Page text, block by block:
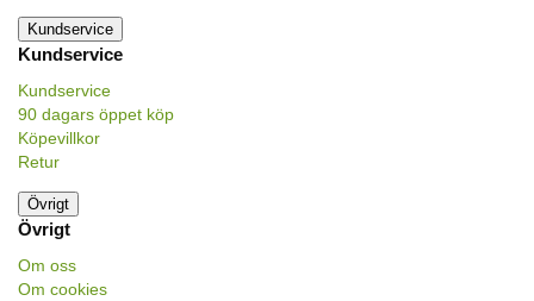
Kundservice
Kundservice
Kundservice
90 dagars öppet köp
Köpevillkor
Retur
Övrigt
Övrigt
Om oss
Om cookies